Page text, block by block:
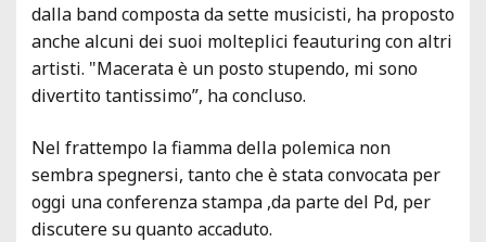
dalla band composta da sette musicisti, ha proposto
anche alcuni dei suoi molteplici feauturing con altri
artisti. "Macerata è un posto stupendo, mi sono
divertito tantissimo”, ha concluso.
Nel frattempo la fiamma della polemica non
sembra spegnersi, tanto che è stata convocata per
oggi una conferenza stampa ,da parte del Pd, per
discutere su quanto accaduto.